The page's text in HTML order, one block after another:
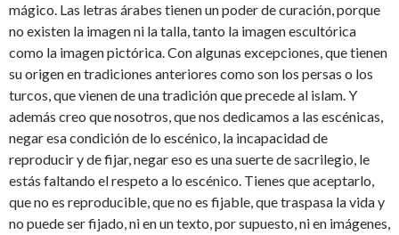
mágico. Las letras árabes tienen un poder de curación, porque
no existen la imagen ni la talla, tanto la imagen escultórica
como la imagen pictórica. Con algunas excepciones, que tienen
su origen en tradiciones anteriores como son los persas o los
turcos, que vienen de una tradición que precede al islam. Y
además creo que nosotros, que nos dedicamos a las escénicas,
negar esa condición de lo escénico, la incapacidad de
reproducir y de fijar, negar eso es una suerte de sacrilegio, le
estás faltando el respeto a lo escénico. Tienes que aceptarlo,
que no es reproducible, que no es fijable, que traspasa la vida y
no puede ser fijado, ni en un texto, por supuesto, ni en imágenes,